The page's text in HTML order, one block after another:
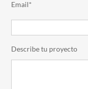
Email*
Describe tu proyecto